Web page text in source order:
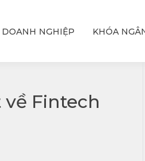
DOANH NGHIỆP KHÓA
Fintech